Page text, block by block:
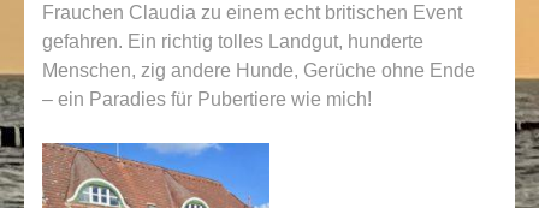
Frauchen Claudia zu einem echt britischen Event
gefahren. Ein richtig tolles Landgut, hunderte
Menschen, zig andere Hunde, Gerüche ohne Ende
– ein Paradies für Pubertiere wie mich!